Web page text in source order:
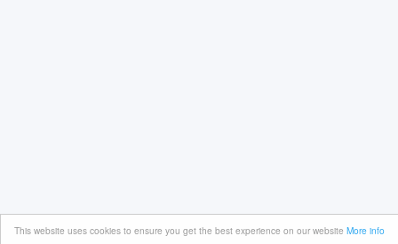
This website uses cookies to ensure you get the best experience on our website More info